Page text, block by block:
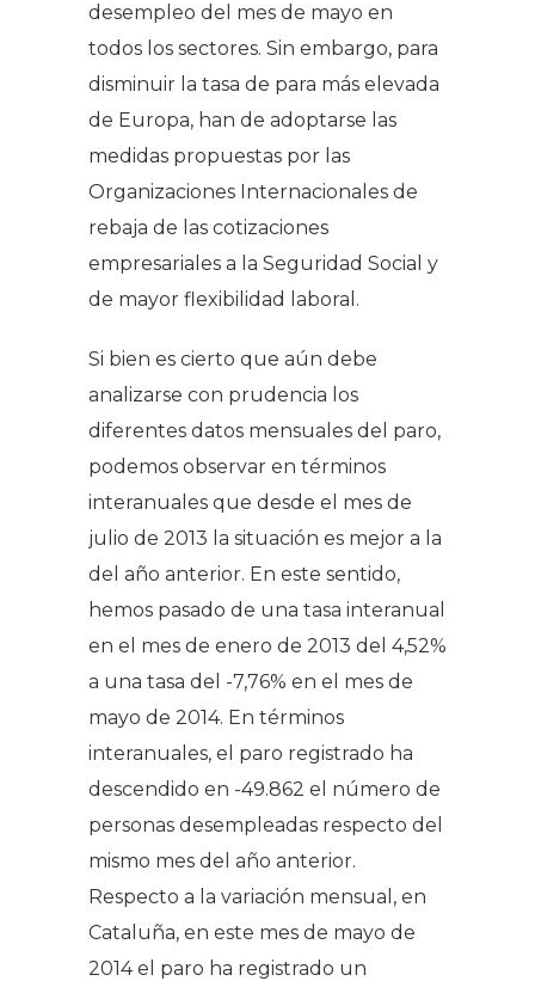
desempleo del mes de mayo en
todos los sectores. Sin embargo, para
disminuir la tasa de para más elevada
de Europa, han de adoptarse las
medidas propuestas por las
Organizaciones Internacionales de
rebaja de las cotizaciones
empresariales a la Seguridad Social y
de mayor flexibilidad laboral.
Si bien es cierto que aún debe
analizarse con prudencia los
diferentes datos mensuales del paro,
podemos observar en términos
interanuales que desde el mes de
julio de 2013 la situación es mejor a la
del año anterior. En este sentido,
hemos pasado de una tasa interanual
en el mes de enero de 2013 del 4,52%
a una tasa del -7,76% en el mes de
mayo de 2014. En términos
interanuales, el paro registrado ha
descendido en -49.862 el número de
personas desempleadas respecto del
mismo mes del año anterior.
Respecto a la variación mensual, en
Cataluña, en este mes de mayo de
2014 el paro ha registrado un